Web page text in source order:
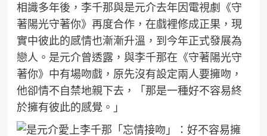
相識多年後，李千那與是元介去年因電視劇《守
著陽光守著你》再度合作，在戲裡修成正果，現
實中彼此的感情也漸漸升溫，到今年正式發展為
戀人。是元介曾透露，與李千那在《守著陽光守
著你》中有場吻戲，原先沒有設定兩人要擁吻，
他卻情不自禁地親下去，「那是一種好不容易終
於擁有彼此的感覺。」